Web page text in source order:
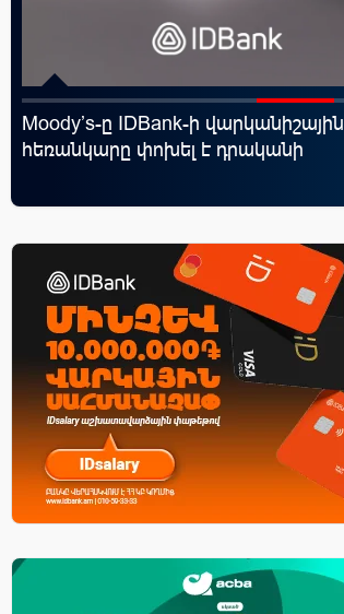
Moody’s-ը IDBank-ի վարկանիշային
հեռանկարը փոխել է դրականի